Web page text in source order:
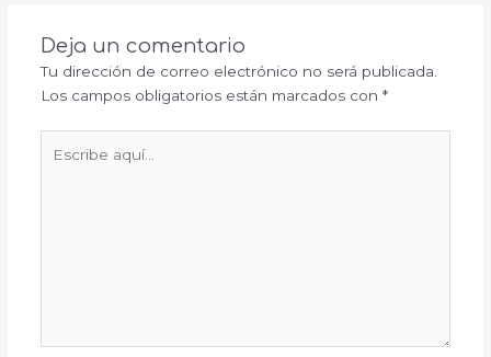
Deja un comentario
Tu dirección de correo electrónico no será publicada.
Los campos obligatorios están marcados con *
aquí...